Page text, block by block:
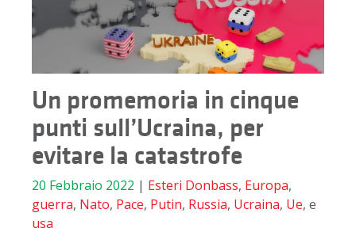
Un promemoria in cinque
punti sull’Ucraina, per
evitare la catastrofe
20 Febbraio 2022 | Esteri Donbass, Europa,
guerra, Nato, Pace, Putin, Russia, Ucraina, Ue, e
usa